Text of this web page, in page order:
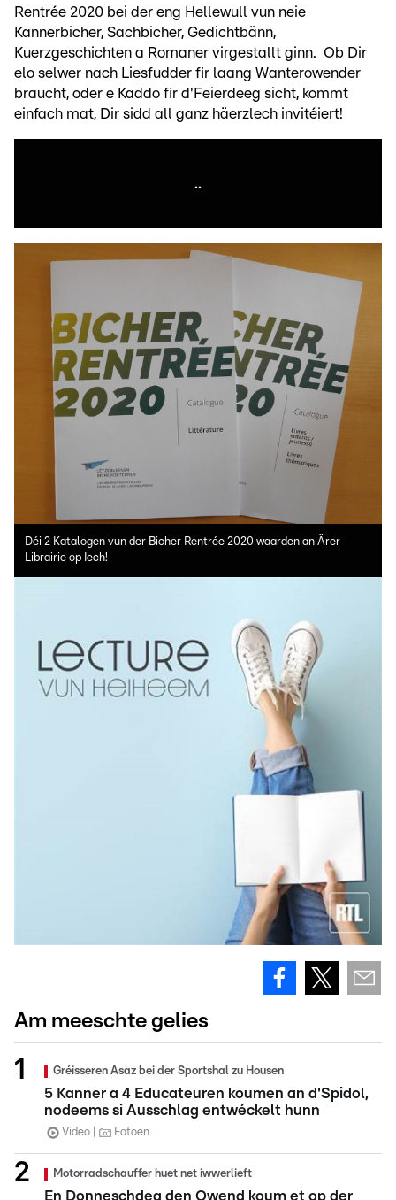
Rentrée 2020 bei der eng Hellewull vun neie
Kannerbicher, Sachbicher, Gedichtbänn,
Kuerzgeschichten a Romaner virgestallt ginn. Ob Dir
elo selwer nach Liesfudder fir laang Wanterowender
braucht, oder e Kaddo fir d'Feierdeeg sicht, kommt
einfach mat, Dir sidd all ganz häerzlech invitéiert!
..
Déi 2 Katalogen vun der Bicher Rentrée 2020 waarden an Ärer
Librairie op Iech!
Am meeschte gelies
Gréisseren Asaz bei der Sportshal zu Housen
5 Kanner a 4 Educateuren koumen an d'Spidol,
nodeems si Ausschlag entwéckelt hunn
Video Fotoen
Motorradschauffer huet net iwwerlieft
En Donneschdeg den Owend koum et op der